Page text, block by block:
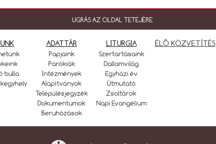
UGRÁS AZ OLDAL TETEJÉRE
bulla
ADATTÁR
Papjaink
Parókiák
Intézmények
Alapítványok
Településjegyzék
Dokumentumok
Beruházások
LITURGIA
Szertartásaink
Dallamvilág
Egyházi év
Útmutató
Zsoltárok
Napi Evangélium
ÉLŐ KÖZVETÍTÉS